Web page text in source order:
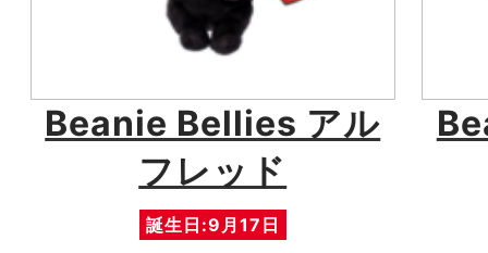
Beanie Bellies アル
フレッド
誕生日:9月17日